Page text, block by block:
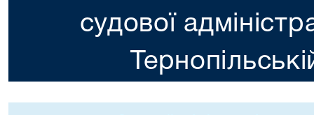
судової